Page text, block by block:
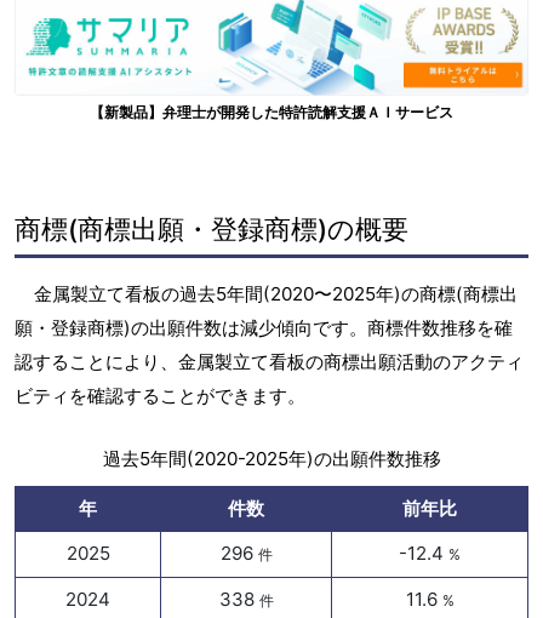
【新製品】弁理士が開発した特許読解支援ＡＩサービス
商標(商標出願・登録商標)の概要
金属製立て看板の過去5年間(2020〜2025年)の商標(商標出
願・登録商標)の出願件数は減少傾向です。商標件数推移を確
認することにより、金属製立て看板の商標出願活動のアクティ
ビティを確認することができます。
過去5年間(2020-2025年)の出願件数推移
年 件数
前年比
2025
296 件 -12.4 %
2024 338 件 11.6 %